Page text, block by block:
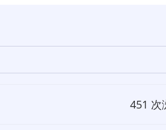
451 次